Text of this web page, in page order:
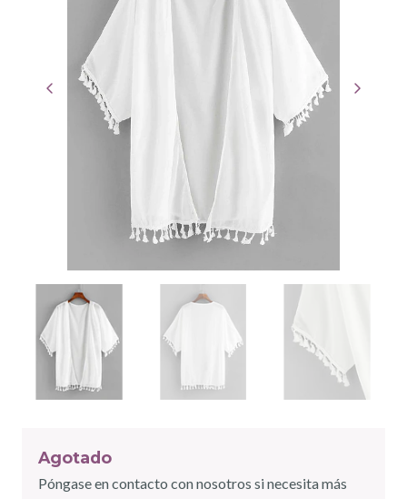
Agotado
Póngase en contacto con nosotros si necesita más